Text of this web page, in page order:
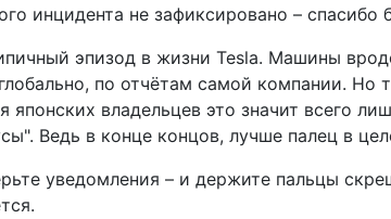
инцидента не зафиксировано –
эпизод в жизни Tesla. Машины
по отчётам самой компании. Но
японских владельцев это значит всего
Ведь в конце концов, лучше палец в
уведомления – и держите пальцы